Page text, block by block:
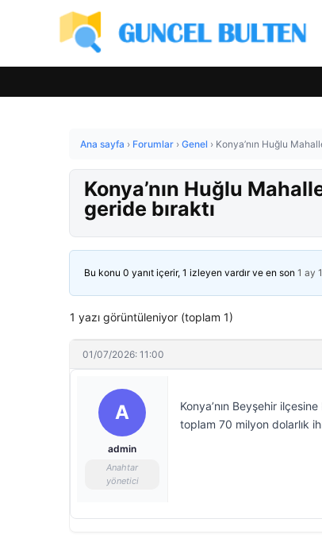
Ana sayfa › Forumlar › Genel › Konya’nın Huğlu
Konya’nın Huğlu
geride bıraktı
Bu konu 0 yanıt içerir, 1 izleyen vardır ve en son 1 ay
1 yazı görüntüleniyor (toplam 1)
01/07/2026: 11:00
A
admin
Anahtar
yönetici
Konya’nın Beyşehir
toplam 70 milyon dolarlık